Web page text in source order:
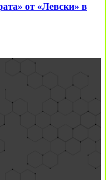
от «Левски» в